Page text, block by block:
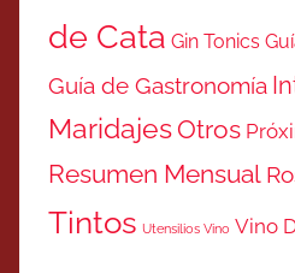
de Cata Gin Tonics
Guía de Gastronomía
MaridajesOtros
Resumen Mensual
Tintos Utensilios Vino Vino